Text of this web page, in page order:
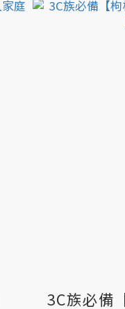
3C族必備